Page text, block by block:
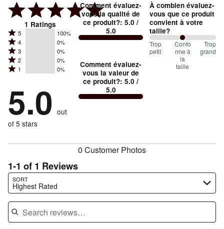
1 Ratings
Rated
5
stars
by
of
reviewers
5 100%
Rated
4
stars
by
of
reviewers
4 0%
Rated
3
stars
0%
of
reviewers
3 0%
Rated
2
by
0%
of
reviewers
2 0%
Rated
stars
by
0%
of
1 0%
5.0 out
of 5 stars
Comment évaluez-
vous la qualité de
ce produit?:5.0 /
5.0
Comment évaluez-
vous la valeur de
ce produit?:5.0 /
5.0
À combien évaluez-
vous que ce produit
convient à votre
taille?
100
between
taille
Trop
petit
Confo
rme à
la
taille
Trop
grand
0 Customer Photos
1-1 of 1 Reviews
SORT
Highest Rated
Search reviews…